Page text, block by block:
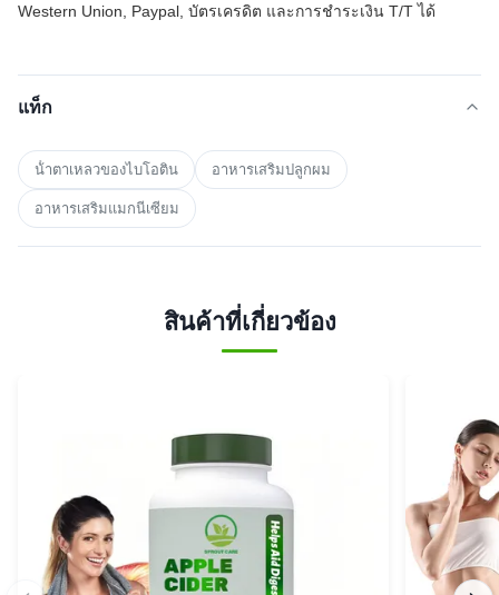
Western Union, Paypal, บัตรเครดิต และการชําระเงิน T/T ได้
แท็ก
น้ําตาเหลวของไบโอติน อาหารเสริมปลูกผม
อาหารเสริมแมกนีเซียม
สินค้าที่เกี่ยวข้อง